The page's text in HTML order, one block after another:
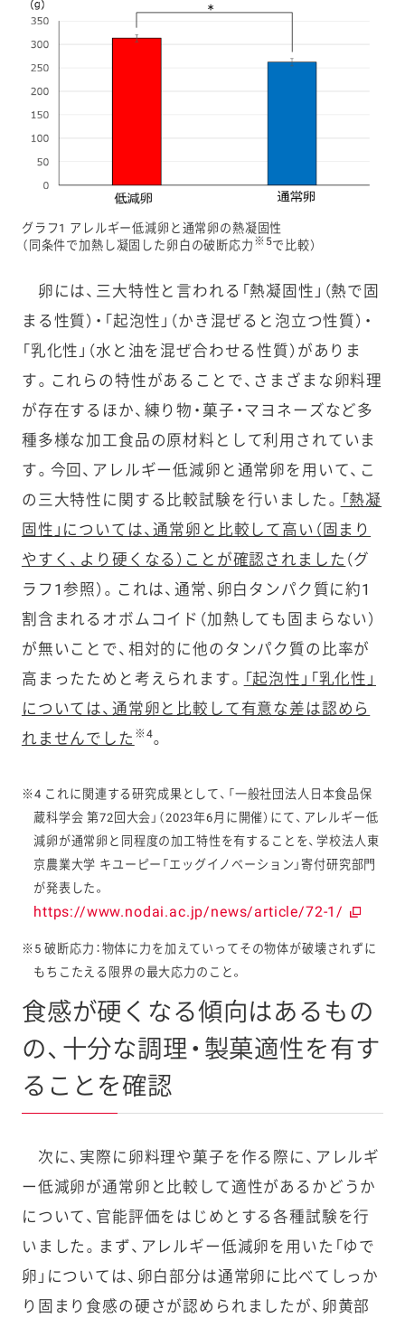
グラフ1 アレルギー低減卵と通常卵の熱凝固性
（同条件で加熱し凝固した卵白の破断応力 ※5で比較）
卵には、三大特性と言われる「熱凝固性」（熱で固
まる性質）・「起泡性」（かき混ぜると泡立つ性質）・
「乳化性」（水と油を混ぜ合わせる性質）がありま
す。これらの特性があることで、さまざまな卵料理
が存在するほか、練り物・菓子・マヨネーズなど多
種多様な加工食品の原材料として利用されていま
す。今回、アレルギー低減卵と通常卵を用いて、こ
の三大特性に関する比較試験を行いました。 「熱凝
固性」については、通常卵と比較して高い（固まり
やすく、より硬くなる）ことが確認されました （グ
ラフ1参照）。これは、通常、卵白タンパク質に約1
割含まれるオボムコイド（加熱しても固まらない）
が無いことで、相対的に他のタンパク質の比率が
高まったためと考えられます。 「起泡性」「乳化性」
については、通常卵と比較して有意な差は認めら
れませんでした ※4。
※4 これに関連する研究成果として、「一般社団法人日本食品保
蔵科学会 第72回大会」（2023年6月に開催）にて、アレルギー低
減卵が通常卵と同程度の加工特性を有することを、学校法人東
京農業大学 キユーピー「エッグイノベーション」寄付研究部門
が発表した。
https://www.nodai.ac.jp/news/article/72-1/
※5 破断応力：物体に力を加えていってその物体が破壊されずに
もちこたえる限界の最大応力のこと。
食感が硬くなる傾向はあるもの
の、十分な調理・製菓適性を有す
ることを確認
次に、実際に卵料理や菓子を作る際に、アレルギ
ー低減卵が通常卵と比較して適性があるかどうか
について、官能評価をはじめとする各種試験を行
いました。まず、アレルギー低減卵を用いた「ゆで
卵」については、卵白部分は通常卵に比べてしっか
り固まり食感の硬さが認められましたが、卵黄部